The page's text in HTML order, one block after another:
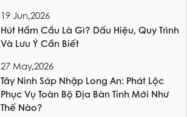
19 Jun,2026
Hút Hầm Cầu Là Gì? Dấu Hiệu, Quy Trình
Và Lưu Ý Cần Biết
27 May,2026
Tây Ninh Sáp Nhập Long An: Phát Lộc
Phục Vụ Toàn Bộ Địa Bàn Tỉnh Mới Như
Thế Nào?